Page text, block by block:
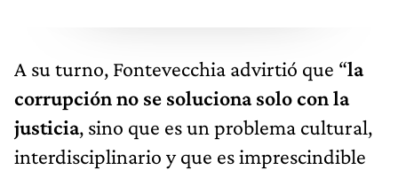
A su turno, Fontevecchia advirtió que “la
corrupción no se soluciona solo con la
justicia, sino que es un problema cultural,
interdisciplinario y que es imprescindible